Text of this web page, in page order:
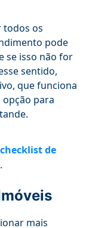
todos os
pode
se isso não for
sentido,
que funciona
para
checklist de
.
mais